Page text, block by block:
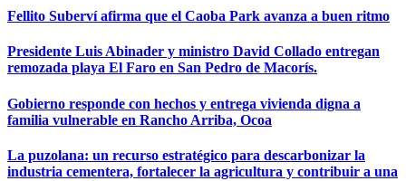
Fellito Suberví afirma que el Caoba Park avanza a buen ritmo
Presidente Luis Abinader y ministro David Collado entregan
remozada playa El Faro en San Pedro de Macorís.
Gobierno responde con hechos y entrega vivienda digna a
familia vulnerable en Rancho Arriba, Ocoa
La puzolana: un recurso estratégico para descarbonizar la
industria cementera, fortalecer la agricultura y contribuir a una